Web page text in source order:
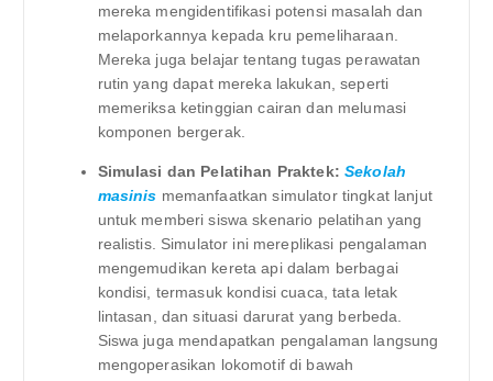
mereka mengidentifikasi potensi masalah dan
melaporkannya kepada kru pemeliharaan.
Mereka juga belajar tentang tugas perawatan
rutin yang dapat mereka lakukan, seperti
memeriksa ketinggian cairan dan melumasi
komponen bergerak.
Simulasi dan Pelatihan Praktek: Sekolah
masinis memanfaatkan simulator tingkat lanjut
untuk memberi siswa skenario pelatihan yang
realistis. Simulator ini mereplikasi pengalaman
mengemudikan kereta api dalam berbagai
kondisi, termasuk kondisi cuaca, tata letak
lintasan, dan situasi darurat yang berbeda.
Siswa juga mendapatkan pengalaman langsung
mengoperasikan lokomotif di bawah